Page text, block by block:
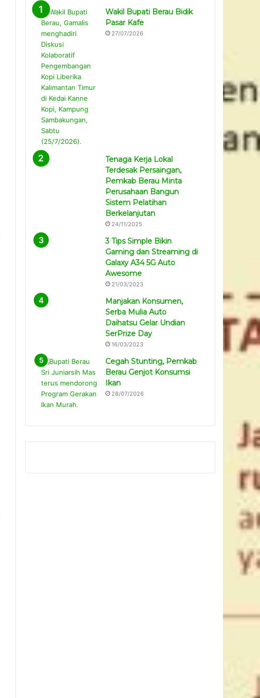
Wakil Bupati Berau Bidik
Pasar Kafe
27/07/2026
Tenaga Kerja Lokal
Terdesak Persaingan,
Pemkab Berau Minta
Perusahaan Bangun
Sistem Pelatihan
Berkelanjutan
24/11/2025
3 Tips Simple Bikin
Gaming dan Streaming di
Galaxy A34 5G Auto
Awesome
21/03/2023
Manjakan Konsumen,
Serba Mulia Auto
Daihatsu Gelar Undian
SerPrize Day
16/03/2023
Cegah Stunting, Pemkab
Berau Genjot Konsumsi
Ikan
28/07/2026